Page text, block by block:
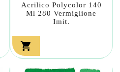
Acrilico Polycolor 140
Ml 280 Vermiglione
Imit.
